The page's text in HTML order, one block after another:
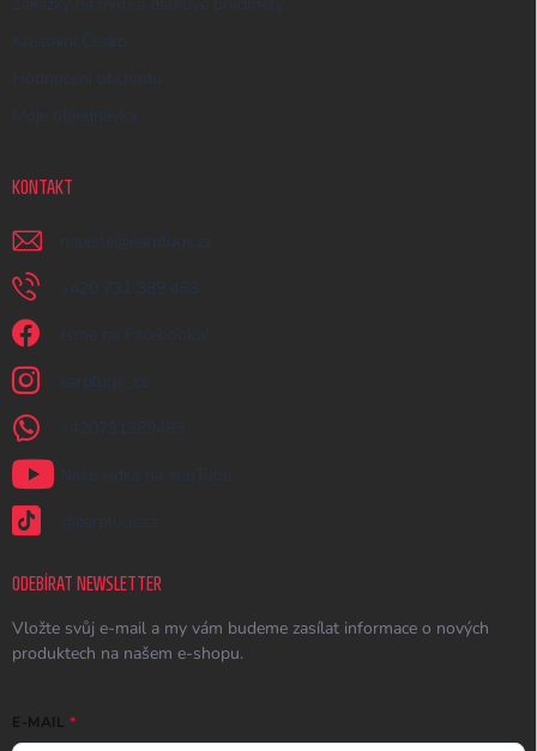
Kreativní Česko
Hodnocení obchodu
Moje objednávka
KONTAKT
napiste @ earplugs.cz
+420 731 389 483
Jsme na Facebooku!
earplugs_cz
+420731389483
Naše videa na YouTube
@earplugs.cz
ODEBÍRAT NEWSLETTER
Vložte svůj e-mail a my vám budeme zasílat informace o nových
produktech na našem e-shopu.
E-MAIL